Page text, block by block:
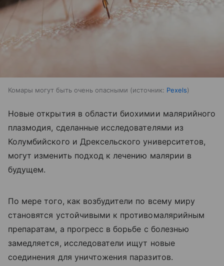
Комары могут быть очень опасными источник: Pexels
Новые открытия в области биохимии малярийного
плазмодия, сделанные исследователями из
Колумбийского и Дрексельского университетов,
могут изменить подход к лечению малярии в
будущем.
По мере того, как возбудители по всему миру
становятся устойчивыми к противомалярийным
препаратам, а прогресс в борьбе с болезнью
замедляется, исследователи ищут новые
соединения для уничтожения паразитов.